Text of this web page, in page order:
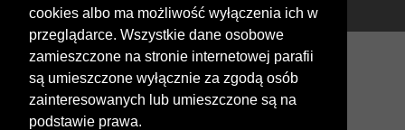
cookies albo ma możliwość wyłączenia ich w
przeglądarce. Wszystkie dane osobowe
zamieszczone na stronie internetowej parafii
są umieszczone wyłącznie za zgodą osób
zainteresowanych lub umieszczone są na
podstawie prawa.
Copyright © Realizacja profetoIT. Wszelkie prawa
zastrzeżone.